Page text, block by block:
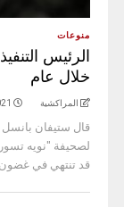
منوعات
الرئيس
خلال عام
المراكشية
قال ستيفان بانسل
لصحيفة "نويه
قد تنتهي في غضون